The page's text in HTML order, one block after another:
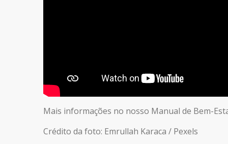
Mais informações no nosso Manual de Bem-
Crédito da foto: Emrullah Karaca / Pexels